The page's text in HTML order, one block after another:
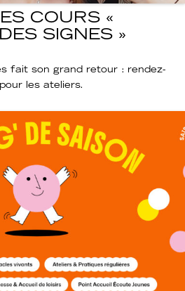
COURS «
SIGNES »
fait son grand retour : rendez-
les ateliers.